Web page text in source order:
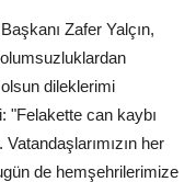
Zafer Yalçın,
dileklerimi
"Felakette can kaybı
her
de hemşehrilerimize